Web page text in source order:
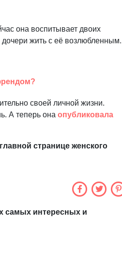
она воспитывает двоих
жить с её возлюбленным.
своей личной жизни.
А теперь она опубликовала
странице женского
самых интересных и